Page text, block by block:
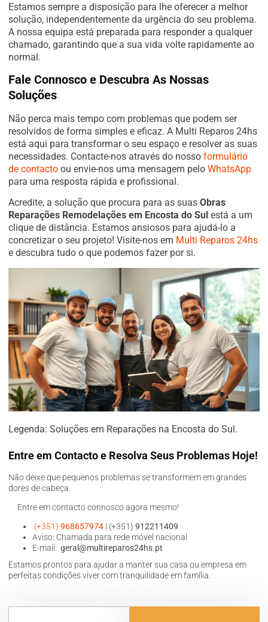
Estamos sempre a disposição para lhe oferecer a melhor
solução, independentemente da urgência do seu problema.
A nossa equipa está preparada para responder a qualquer
chamado, garantindo que a sua vida volte rapidamente ao
normal.
Fale Connosco e Descubra As Nossas
Soluções
Não perca mais tempo com problemas que podem ser
resolvidos de forma simples e eficaz. A Multi Reparos 24hs
está aqui para transformar o seu espaço e resolver as suas
necessidades. Contacte-nos através do nosso formulário
de contacto ou envie-nos uma mensagem pelo WhatsApp
para uma resposta rápida e profissional.
Acredite, a solução que procura para as suas Obras
Reparações Remodelações em Encosta do Sul está a um
clique de distância. Estamos ansiosos para ajudá-lo a
concretizar o seu projeto! Visite-nos em Multi Reparos 24hs
e descubra tudo o que podemos fazer por si.
Legenda: Soluções em Reparações na Encosta do Sul.
Entre em Contacto e Resolva Seus Problemas Hoje!
Não deixe que pequenos problemas se transformem em grandes
dores de cabeça.
Entre em contacto connosco agora mesmo!
(+351) 968657974 | (+351) 912211409
Aviso: Chamada para rede móvel nacional
E-mail: geral@multireparos24hs.pt
Estamos prontos para ajudar a manter sua casa ou empresa em
perfeitas condições viver com tranquilidade em família.